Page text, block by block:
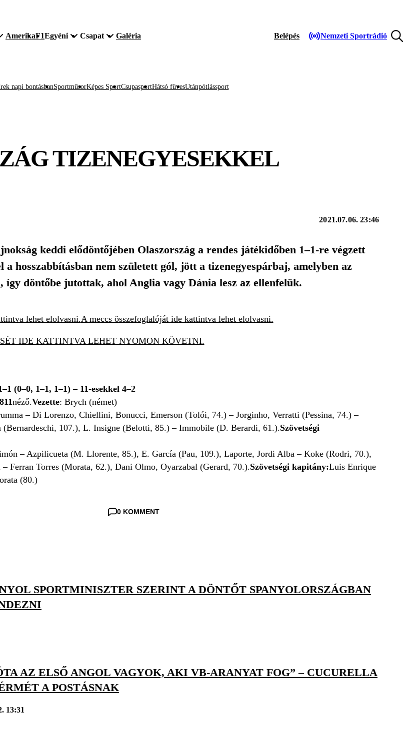
AmerikaF1Egyéni Csapat Galéria Belépés Nemzeti Sportrádió
napi bontásbanSportműsorKépes SportCsupasportHátsó füvesUtánpótlássport
TIZENEGYESEKKEL
2021.07.06. 23:46
keddi elődöntőjében Olaszország a rendes játékidőben 1–1-re végzett
a hosszabbításban nem született gól, jött a tizenegyespárbaj, amelyben az
így döntőbe jutottak, ahol Anglia vagy Dánia lesz az ellenfelük.
lehet elolvasni.A meccs összefoglalóját ide kattintva lehet elolvasni.
IDE KATTINTVA LEHET NYOMON KÖVETNI.
(0–0, 1–1, 1–1) – 11-esekkel 4–2
néző.Vezette: Brych (német)
– Di Lorenzo, Chiellini, Bonucci, Emerson (Tolói, 74.) – Jorginho, Verratti (Pessina, 74.) –
107.), L. Insigne (Belotti, 85.) – Immobile (D. Berardi, 61.).Szövetségi
– Azpilicueta (M. Llorente, 85.), E. García (Pau, 109.), Laporte, Jordi Alba – Koke (Rodri, 70.),
Ferran Torres (Morata, 62.), Dani Olmo, Oyarzabal (Gerard, 70.).Szövetségi kapitány:Luis Enrique
(80.)
0 KOMMENT
SPORTMINISZTER SZERINT A DÖNTŐT SPANYOLORSZÁGBAN
AZ ELSŐ ANGOL VAGYOK, AKI VB-ARANYAT FOG” – CUCURELLA
A POSTÁSNAK
13:31